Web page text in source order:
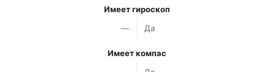
Имеет гироскоп
—
Да
Имеет компас